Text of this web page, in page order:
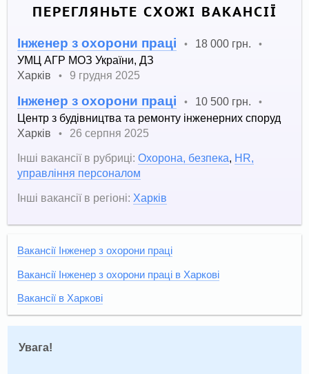
ПЕРЕГЛЯНЬТЕ СХОЖІ ВАКАНСІЇ
Інженер з охорони праці • 18 000 грн. •
УМЦ АГР МОЗ України, ДЗ
Харків
• 9 грудня 2025
Інженер з охорони праці • 10 500 грн. •
Центр з будівництва та ремонту інженерних споруд
Харків
•
26 серпня 2025
Інші вакансії в рубриці: Охорона, безпека, HR,
управління персоналом
Інші вакансії в регіоні: Харків
Вакансії Інженер з охорони праці
Вакансії Інженер з охорони праці в Харкові
Вакансії в Харкові
Увага!